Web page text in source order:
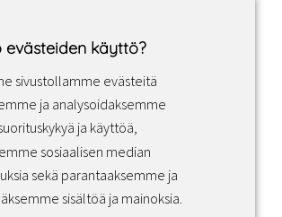
Facebook Instagram LinkedIn
evästeiden käyttö?
sivustollamme evästeitä
ja analysoidaksemme
ja käyttöä,
sosiaalisen median
sekä parantaaksemme ja
sisältöä ja mainoksia.